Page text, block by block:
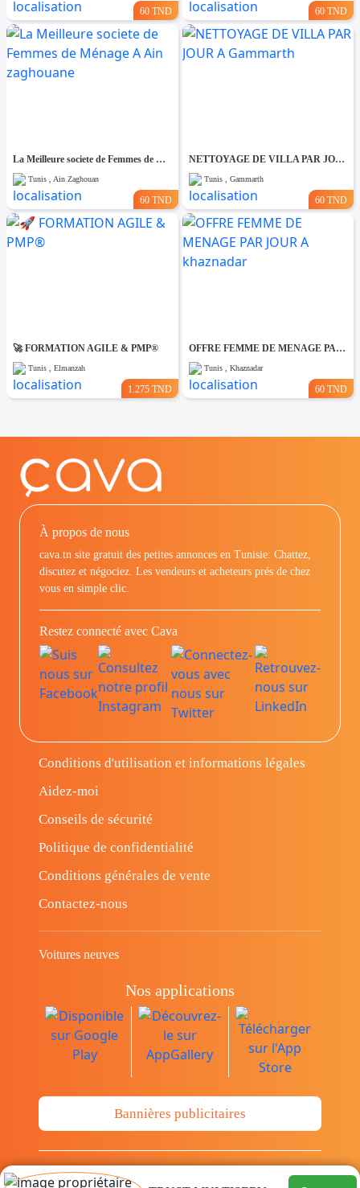
60 TND 60 TND
La Meilleure societe de Femmes de Ménage A Ain zaghouane
Tunis , Ain Zaghouan
60 TND
NETTOYAGE DE VILLA PAR JOUR A Gammarth
Tunis , Gammarth
60 TND
🚀 FORMATION AGILE & PMP®
Tunis , Elmanzah
1.275 TND
OFFRE FEMME DE MENAGE PAR JOUR A khaznadar
Tunis , Khaznadar
60 TND
À propos de nous
cava.tn site gratuit des petites annonces en Tunisie: Chattez,
discutez et négociez. Les vendeurs et acheteurs prés de chez
vous en simple clic.
Restez connecté avec Cava
Conditions d'utilisation et informations légales
Aidez-moi
Conseils de sécurité
Politique de confidentialité
Conditions générales de vente
Contactez-nous
Voitures neuves
Nos applications
Bannières publicitaires
© Copyright 2014-2026 Cava.tn Limited Tous